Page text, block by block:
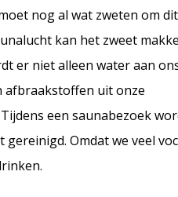
nog al wat zweten om
kan het zweet
er niet alleen water aan
afbraakstoffen uit onze
een saunabezoek
Omdat we veel